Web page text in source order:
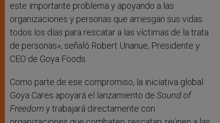
este importante problema y apoyando a las
organizaciones y personas que arriesgan sus vidas
todos los días para rescatar a las víctimas de la trata
de personas», señaló Robert Unanue, Presidente y
CEO de Goya Foods.
Como parte de ese compromiso, la iniciativa global
Goya Cares apoyará el lanzamiento de Sound of
Freedomy trabajará directamente con